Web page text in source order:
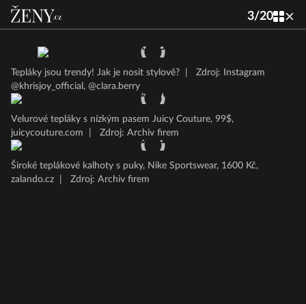
3/20
Tepláky jsou trendy! Jak je nosit stylově?
Zdroj: Instagram
@khrisjoy_official, @clara.berry
Velurové tepláky s nízkým pasem Juicy Couture, 99$,
juicycouture.com
Zdroj: Archiv firem
Široké teplákové kalhoty s puky, Nike Sportswear, 1600 Kč,
zalando.cz
Zdroj: Archiv firem